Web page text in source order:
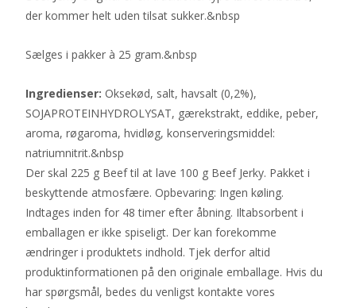
der kommer helt uden tilsat sukker.&nbsp
Sælges i pakker à 25 gram.&nbsp
Ingredienser: Oksekød, salt, havsalt (0,2%),
SOJAPROTEINHYDROLYSAT, gærekstrakt, eddike, peber,
aroma, røgaroma, hvidløg, konserveringsmiddel:
natriumnitrit.&nbsp
Der skal 225 g Beef til at lave 100 g Beef Jerky. Pakket i
beskyttende atmosfære. Opbevaring: Ingen køling.
Indtages inden for 48 timer efter åbning. Iltabsorbent i
emballagen er ikke spiseligt. Der kan forekomme
ændringer i produktets indhold. Tjek derfor altid
produktinformationen på den originale emballage. Hvis du
har spørgsmål, bedes du venligst kontakte vores